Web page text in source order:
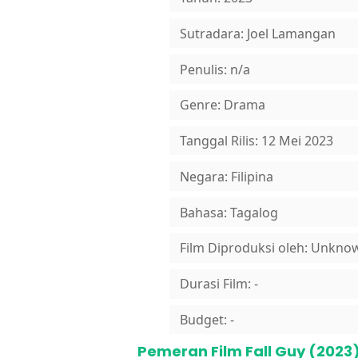
Sutradara: Joel Lamangan
Penulis: n/a
Genre: Drama
Tanggal Rilis: 12 Mei 2023
Negara: Filipina
Bahasa: Tagalog
Film Diproduksi oleh:
Durasi Film: -
Budget: -
Pemeran Film Fall Guy